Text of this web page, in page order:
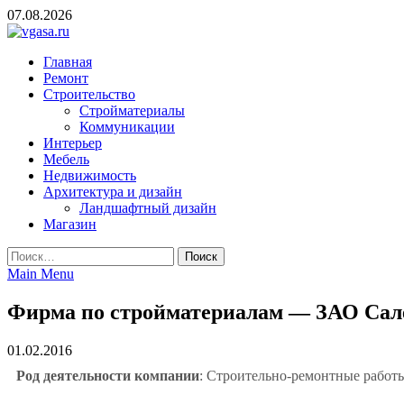
Skip
to
07.08.2026
vgasa.ru
Строительный журнал. Всё о строительстве и ремонтах
Главная
Ремонт
Строительство
Стройматериалы
Коммуникации
Интерьер
Мебель
Недвижимость
Архитектура и дизайн
Ландшафтный дизайн
Магазин
Найти:
Main Menu
Фирма по стройматериалам — ЗАО
01.02.2016
Род деятельности компании: Строительно-ремонтные